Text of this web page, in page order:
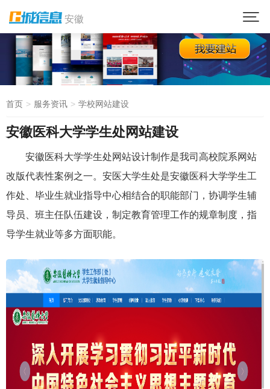
安徽
首页 服务资讯 学校网站建设
安徽医科大学学生处网站建设
安徽医科大学学生处网站设计制作是我司高校院系网站
改版代表性案例之一。安医大学生处是安徽医科大学学生工
作处、毕业生就业指导中心相结合的职能部门，协调学生辅
导员、班主任队伍建设，制定教育管理工作的规章制度，指
导学生就业等多方面职能。